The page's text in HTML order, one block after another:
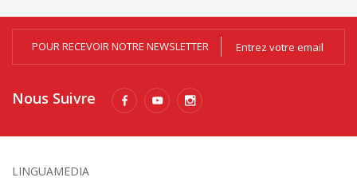
POUR RECEVOIR NOTRE NEWSLETTER
Nous Suivre
LINGUAMEDIA